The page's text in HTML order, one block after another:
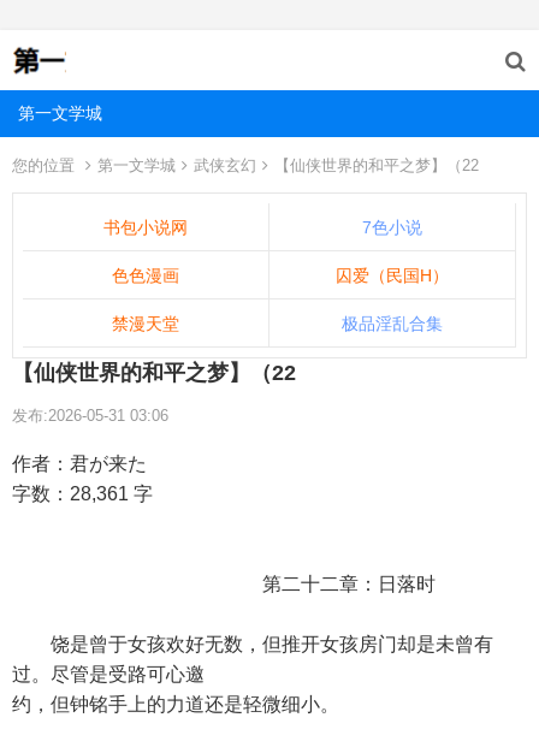
第一文学城
您的位置 第一文学城 武侠玄幻 【仙侠世界的和平之梦】（22
书包小说网 7色小说
色色漫画 囚爱（民国H）
禁漫天堂 极品淫乱合集
【仙侠世界的和平之梦】（22
发布:2026-05-31 03:06
作者：君が来た
字数：28,361 字
第二十二章：日落时
饶是曾于女孩欢好无数，但推开女孩房门却是未曾有
过。尽管是受路可心邀
约，但钟铭手上的力道还是轻微细小。